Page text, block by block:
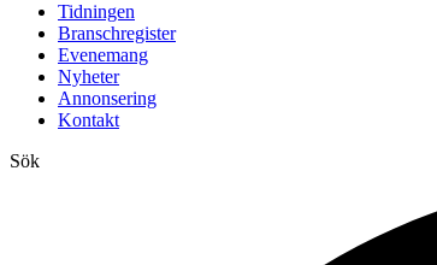
Tidningen
Branschregister
Evenemang
Nyheter
Annonsering
Kontakt
Sök